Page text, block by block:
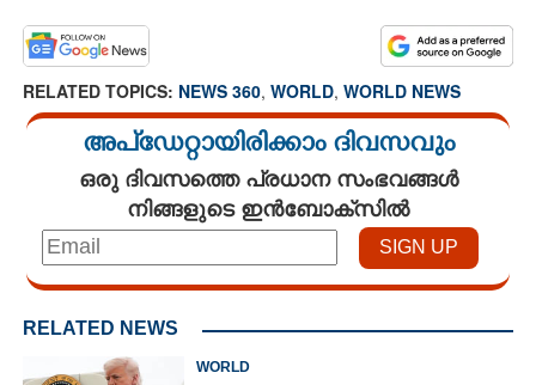
RELATED TOPICS: NEWS 360, WORLD, WORLD NEWS
അപ്ഡേറ്റായിരിക്കാം ദിവസവും
ഒരു ദിവസത്തെ പ്രധാന സംഭവങ്ങൾ
നിങ്ങളുടെ ഇൻബോക്സിൽ
RELATED NEWS
WORLD